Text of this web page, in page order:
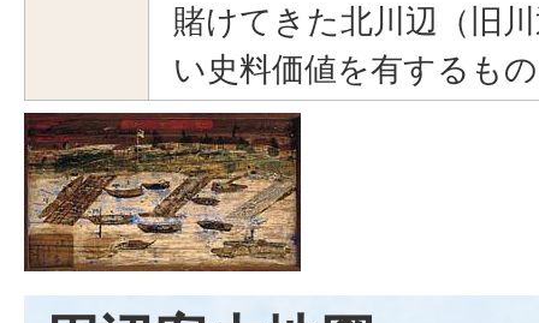
賭けてきた北川辺（旧
い史料価値を有するも